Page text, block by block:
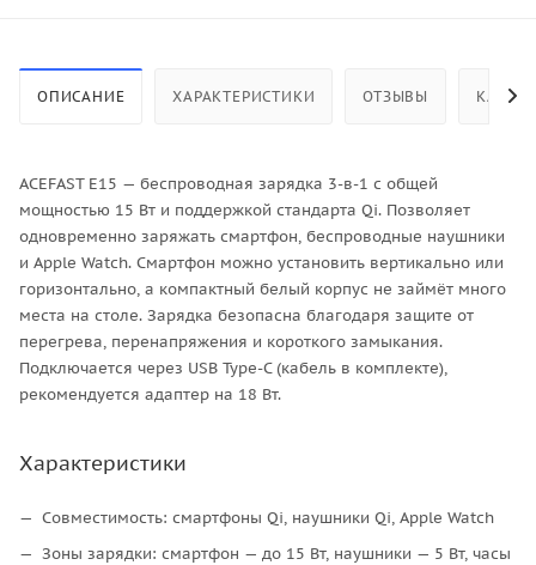
ОПИСАНИЕ ХАРАКТЕРИСТИКИ ОТЗЫВЫ КАК
ACEFAST E15 — беспроводная зарядка 3-в-1 с общей
мощностью 15 Вт и поддержкой стандарта Qi. Позволяет
одновременно заряжать смартфон, беспроводные наушники
и Apple Watch. Смартфон можно установить вертикально или
горизонтально, а компактный белый корпус не займёт много
места на столе. Зарядка безопасна благодаря защите от
перегрева, перенапряжения и короткого замыкания.
Подключается через USB Type-C (кабель в комплекте),
рекомендуется адаптер на 18 Вт.
Характеристики
Совместимость: смартфоны Qi, наушники Qi, Apple Watch
Зоны зарядки: смартфон — до 15 Вт, наушники — 5 Вт, часы